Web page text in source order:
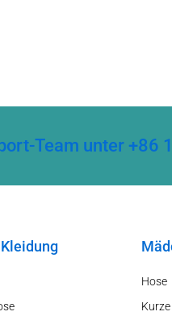
Team unter +86
Hose